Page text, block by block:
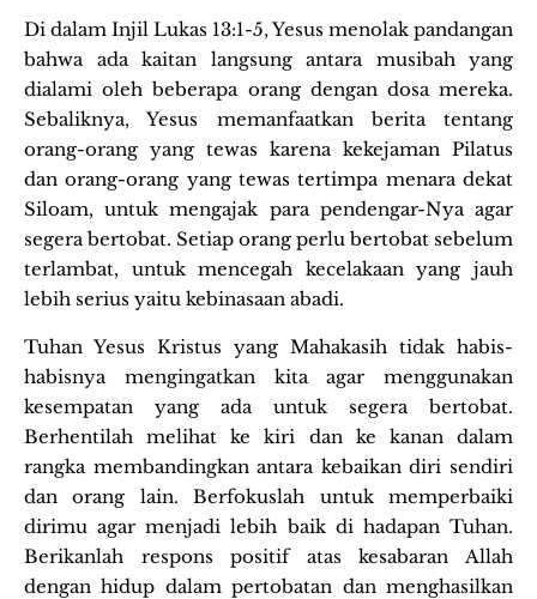
Di dalam Injil Lukas 13:1-5, Yesus menolak pandangan
bahwa ada kaitan langsung antara musibah yang
dialami oleh beberapa orang dengan dosa mereka.
Sebaliknya, Yesus memanfaatkan berita tentang
orang-orang yang tewas karena kekejaman Pilatus
dan orang-orang yang tewas tertimpa menara dekat
Siloam, untuk mengajak para pendengar-Nya agar
segera bertobat. Setiap orang perlu bertobat sebelum
terlambat, untuk mencegah kecelakaan yang jauh
lebih serius yaitu kebinasaan abadi.
Tuhan Yesus Kristus yang Mahakasih tidak habis-
habisnya mengingatkan kita agar menggunakan
kesempatan yang ada untuk segera bertobat.
Berhentilah melihat ke kiri dan ke kanan dalam
rangka membandingkan antara kebaikan diri sendiri
dan orang lain. Berfokuslah untuk memperbaiki
dirimu agar menjadi lebih baik di hadapan Tuhan.
Berikanlah respons positif atas kesabaran Allah
dengan hidup dalam pertobatan dan menghasilkan